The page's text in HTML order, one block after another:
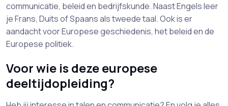
communicatie, beleid en bedrijfskunde. Naast Engels leer
je Frans, Duits of Spaans als tweede taal. Ook is er
aandacht voor Europese geschiedenis, het beleid en de
Europese politiek.
Voor wie is deze europese
deeltijdopleiding?